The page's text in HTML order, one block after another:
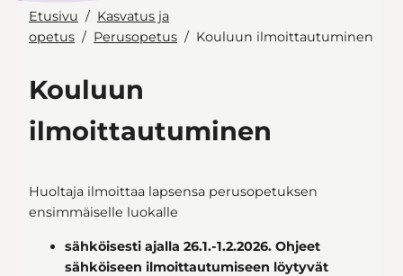
Etusivu
Kasvatus ja
opetus
Perusopetus Kouluun ilmoittautuminen
Kouluun
ilmoittautuminen
Huoltaja ilmoittaa lapsensa perusopetuksen
ensimmäiselle luokalle
sähköisesti ajalla 26.1.-1.2.2026. Ohjeet
sähköiseen ilmoittautumiseen löytyvät